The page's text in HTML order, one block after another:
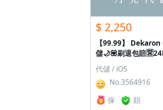
$ 2,250
【99.99】
Dekaron
儲🌙💟刷退包賠
業快速📢售後有
代儲 / iOS
No.3564916
保
賠